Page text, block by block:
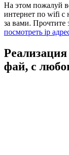
На этом пожалуй
интернет по wifi с
за вами. Прочтите
посмотреть ip
фай, с